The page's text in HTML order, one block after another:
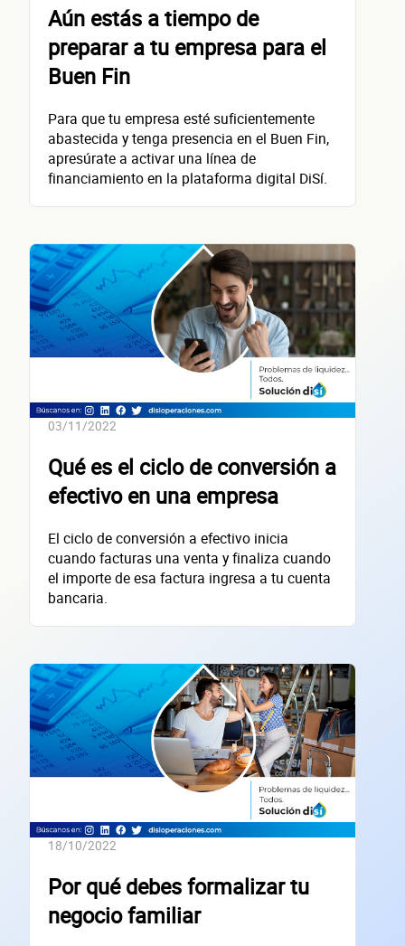
Aún estás a tiempo de
preparar a tu empresa para el
Buen Fin
Para que tu empresa esté suficientemente
abastecida y tenga presencia en el Buen Fin,
apresúrate a activar una línea de
financiamiento en la plataforma digital DiSí.
03/11/2022
Qué es el ciclo de conversión a
efectivo en una empresa
El ciclo de conversión a efectivo inicia
cuando facturas una venta y finaliza cuando
el importe de esa factura ingresa a tu cuenta
bancaria.
18/10/2022
Por qué debes formalizar tu
negocio familiar
Nombre(s)
Segundo apellido
Teléfono
Correo electrónico
Confirma tu correo electrónico
Datos de
Razón social
RFC de la empresa
Lo usamos solo para validar tu identidad fiscal — nunca lo compartimos con
Código Postal
Núm. Ext./Int.